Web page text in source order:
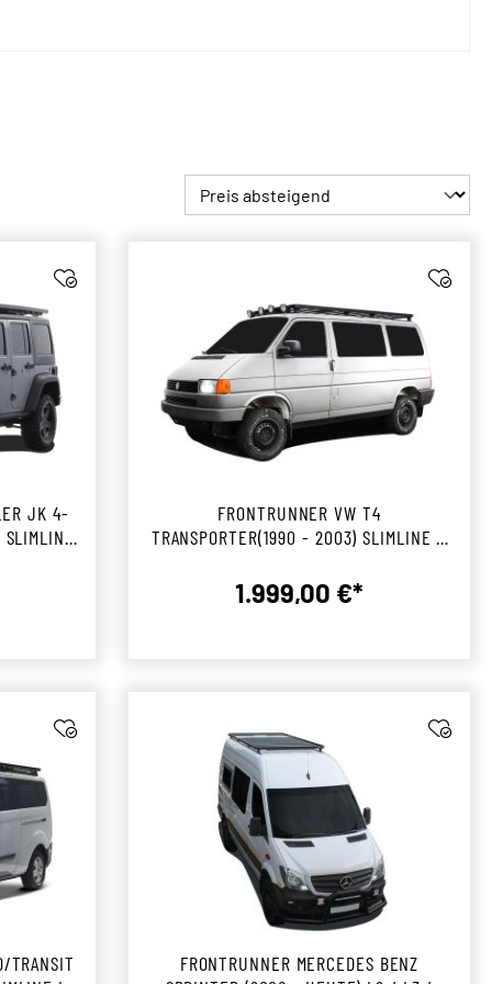
JK 4-
FRONTRUNNER VW T4
TRANSPORTER(1990 - 2003) SLIMLINE II
Regulärer Preis:
1.999,00 €*
TRANSIT
FRONTRUNNER MERCEDES BENZ